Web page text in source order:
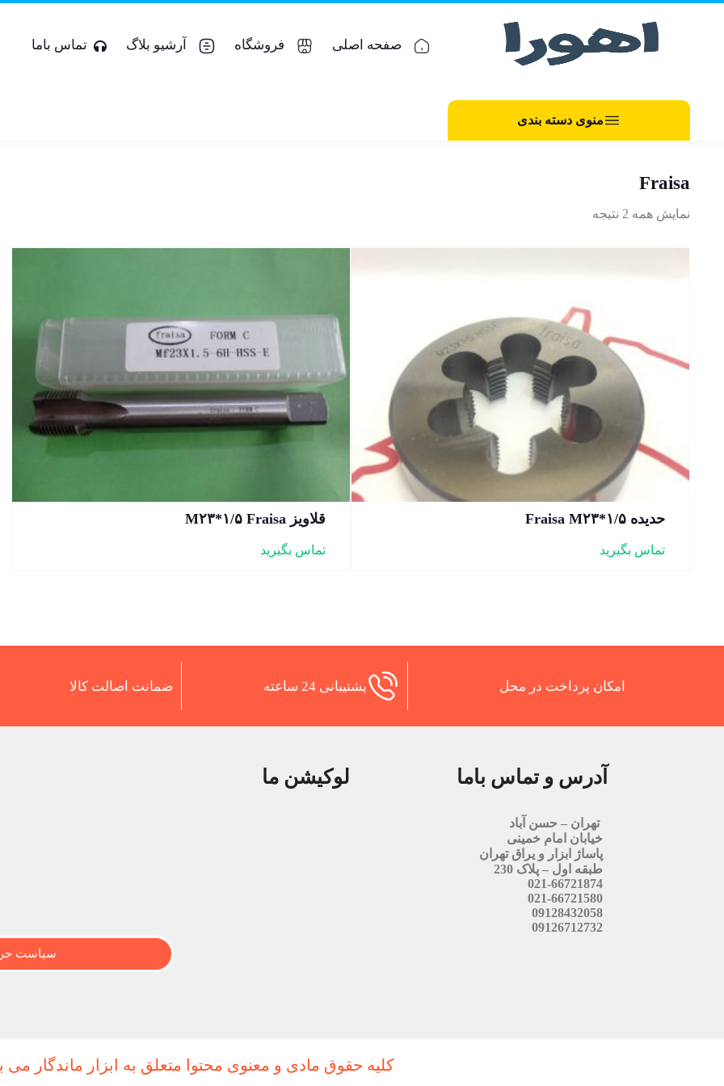
صفحه اصلی فروشگاه آرشیو بلاگ تماس باما
منوی دسته بندی
Fraisa
نمایش همه 2 نتیجه
حدیده Fraisa M۲۳*۱/۵
تماس بگیرید
قلاویز M۲۳*۱/۵ Fraisa
تماس بگیرید
امکان پرداخت در محل پشتیبانی 24 ساعته ضمانت اصالت کالا
آدرس و تماس باما
تهران – حسن آباد
خیابان امام خمینی
پاساژ ابزار و یراق تهران
طبقه اول – پلاک 230
021-66721874
021-66721580
09128432058
09126712732
لوکیشن ما
سیاست
کلیه حقوق مادی و معنوی محتوا متعلق به ابزار ماندگار می